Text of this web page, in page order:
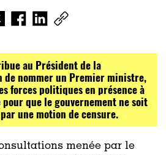
au Président de la
de nommer un Premier ministre,
forces politiques en présence à
pour que le gouvernement ne soit
une motion de censure.
menée par le